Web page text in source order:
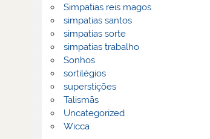
Simpatias reis magos
simpatias santos
simpatias sorte
simpatias trabalho
Sonhos
sortilégios
superstições
Talismãs
Uncategorized
Wicca